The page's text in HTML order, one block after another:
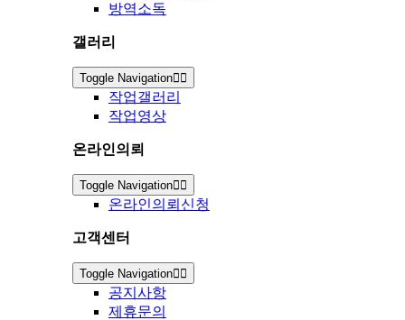
방역소독
갤러리
Toggle Navigation
작업갤러리
작업영상
온라인의뢰
Toggle Navigation
온라인의뢰신청
고객센터
Toggle Navigation
공지사항
제휴문의